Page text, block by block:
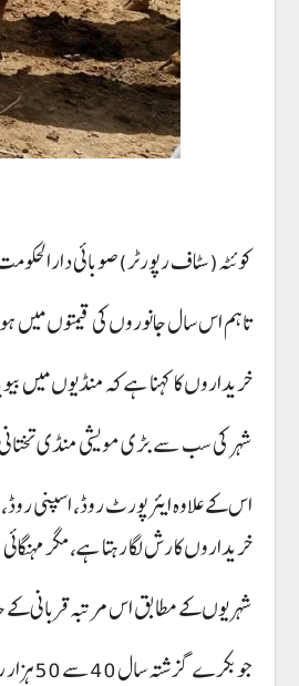
کوئٹہ(سٹاف رپورٹر)صوبائی
تاہم اس سال جانوروں کی قیمتوں میں
خریداروں کا کہنا ہے کہ منڈیوں میں
شہر کی سب سے بڑی مویشی منڈی
اس کے علاوہ ایئرپورٹ روڈ، اسپنی
خریداروں کا رش لگا رہتا ہے، مگر
شہریوں کے مطابق اس مرتبہ قربانی کے